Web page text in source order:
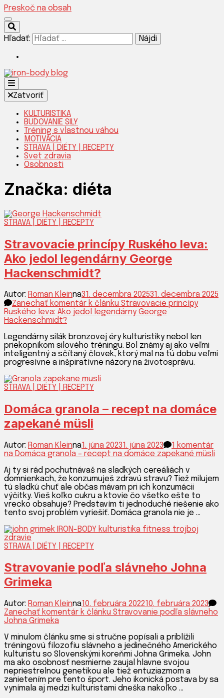
Preskoč na obsah
Hľadať:
IRON-
BODY
Silnejšia verzia teba!
Zatvoriť
KULTURISTIKA
BUDOVANIE SILY
Tréning s vlastnou váhou
MOTIVÁCIA
STRAVA | DIÉTY | RECEPTY
Svet zdravia
Osobnosti
Značka: diéta
STRAVA | DIÉTY | RECEPTY
Stravovacie princípy Ruského leva:
Ako jedol legendárny George
Hackenschmidt?
Autor: Roman Kleinna31. decembra 202531. decembra 2025
Zanechať komentár k článku Stravovacie princípy
Ruského leva: Ako jedol legendárny George
Hackenschmidt?
Legendárny silák bronzovej éry kulturistiky nebol len
priekopníkom silového tréningu. Bol známy aj ako veľmi
inteligentný a sčítaný človek, ktorý mal na tú dobu veľmi
progresívne a inšpiratívne názory na životosprávu.
STRAVA | DIÉTY | RECEPTY
Domáca granola – recept na domáce
zapekané müsli
Autor: Roman Kleinna1. júna 20231. júna 2023
1 komentár
na Domáca granola – recept na domáce zapekané müsli
Aj ty si rád pochutnávaš na sladkých cereáliách v
domnienkach, že konzumuješ zdravú stravu? Tiež milujem
tú sladkú chuť ale občas mávam pri ich konzumácii
výčitky. Vieš koľko cukru a ktovie čo všetko ešte to
vrecko obsahuje? Predstavím ti jednoduché riešenie ako
tento svoj problém vyriešiť. Domáca granola nie je …
STRAVA | DIÉTY | RECEPTY
Stravovanie podľa slávneho Johna
Grimeka
Autor: Roman Kleinna10. februára 202210. februára 2023
Zanechať komentár k článku Stravovanie podľa slávneho
Johna Grimeka
V minulom článku sme si stručne popísali a priblížili
tréningovú filozofiu slávneho a jedinečného Amerického
kulturistu so Slovenskými koreňmi Johna Grimeka. John
ma ako osobnosť nesmierne zaujal hlavne svojou
nepriestrelnou genetikou ale tiež entuziazmom a
zanietením pre tento šport. Jeho ikonická postava by sa
vynímala aj medzi kulturistami dneška nakoľko …